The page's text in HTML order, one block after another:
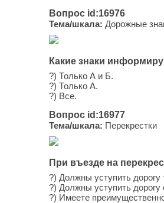
Вопрос id:16976
Тема/шкала: Дорожные
Какие знаки
?) Только А и Б.
?) Только А.
?) Все.
Вопрос id:16977
Тема/шкала: Перекрестки
При въезде на
?) Должны уступить дорогу
?) Должны уступить
?) Имеете